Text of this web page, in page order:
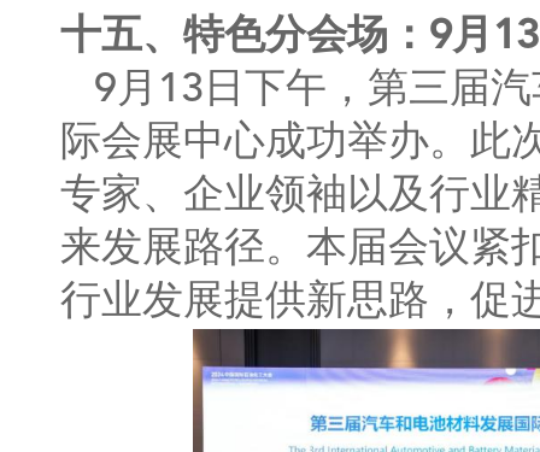
十五、特色分会场：9月
9月13日下午，第三届
际会展中心成功举办。此
专家、企业领袖以及行业
来发展路径。本届会议紧
行业发展提供新思路，促